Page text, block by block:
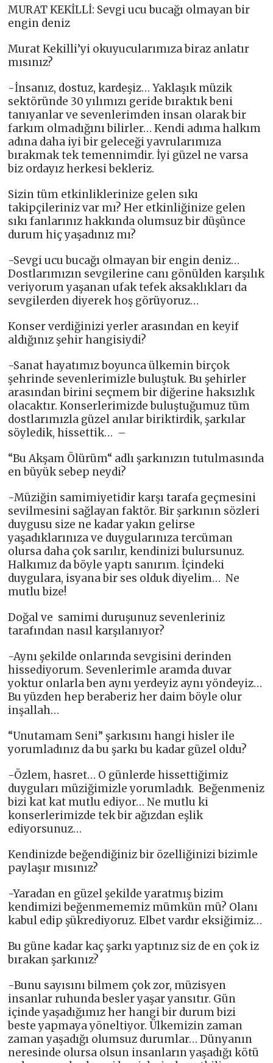
MURAT KEKİLLİ: Sevgi ucu bucağı olmayan bir
engin deniz
Murat Kekilli’yi okuyucularımıza biraz anlatır
mısınız?
-İnsanız, dostuz, kardeşiz… Yaklaşık müzik
sektöründe 30 yılımızı geride bıraktık beni
tanıyanlar ve sevenlerimden insan olarak bir
farkım olmadığını bilirler… Kendi adıma halkım
adına daha iyi bir geleceği yavrularımıza
bırakmak tek temennimdir. İyi güzel ne varsa
biz ordayız herkesi bekleriz.
Sizin tüm etkinliklerinize gelen sıkı
takipçileriniz var mı? Her etkinliğinize gelen
sıkı fanlarınız hakkında olumsuz bir düşünce
durum hiç yaşadınız mı?
-Sevgi ucu bucağı olmayan bir engin deniz…
Dostlarımızın sevgilerine canı gönülden karşılık
veriyorum yaşanan ufak tefek aksaklıkları da
sevgilerden diyerek hoş görüyoruz…
Konser verdiğinizi yerler arasından en keyif
aldığınız şehir hangisiydi?
-Sanat hayatımız boyunca ülkemin birçok
şehrinde sevenlerimizle buluştuk. Bu şehirler
arasından birini seçmem bir diğerine haksızlık
olacaktır. Konserlerimizde buluştuğumuz tüm
dostlarımızla güzel anılar biriktirdik, şarkılar
söyledik, hissettik… –
“Bu Akşam Ölürüm“ adlı şarkınızın tutulmasında
en büyük sebep neydi?
-Müziğin samimiyetidir karşı tarafa geçmesini
sevilmesini sağlayan faktör. Bir şarkının sözleri
duygusu size ne kadar yakın gelirse
yaşadıklarınıza ve duygularınıza tercüman
olursa daha çok sarılır, kendinizi bulursunuz.
Halkımız da böyle yaptı sanırım. İçindeki
duygulara, isyana bir ses olduk diyelim… Ne
mutlu bize!
Doğal ve samimi duruşunuz sevenleriniz
tarafından nasıl karşılanıyor?
-Aynı şekilde onlarında sevgisini derinden
hissediyorum. Sevenlerimle aramda duvar
yoktur onlarla ben aynı yerdeyiz aynı yöndeyiz…
Bu yüzden hep beraberiz her daim böyle olur
inşallah…
“Unutamam Seni” şarkısını hangi hisler ile
yorumladınız da bu şarkı bu kadar güzel oldu?
-Özlem, hasret… O günlerde hissettiğimiz
duyguları müziğimizle yorumladık. Beğenmeniz
bizi kat kat mutlu ediyor… Ne mutlu ki
konserlerimizde tek bir ağızdan eşlik
ediyorsunuz…
Kendinizde beğendiğiniz bir özelliğinizi bizimle
paylaşır mısınız?
-Yaradan en güzel şekilde yaratmış bizim
kendimizi beğenmememiz mümkün mü? Olanı
kabul edip şükrediyoruz. Elbet vardır eksiğimiz…
Bu güne kadar kaç şarkı yaptınız siz de en çok iz
bırakan şarkınız?
-Bunu sayısını bilmem çok zor, müzisyen
insanlar ruhunda besler yaşar yansıtır. Gün
içinde yaşadığımız her hangi bir durum bizi
beste yapmaya yöneltiyor. Ülkemizin zaman
zaman yaşadığı olumsuz durumlar… Dünyanın
neresinde olursa olsun insanların yaşadığı kötü